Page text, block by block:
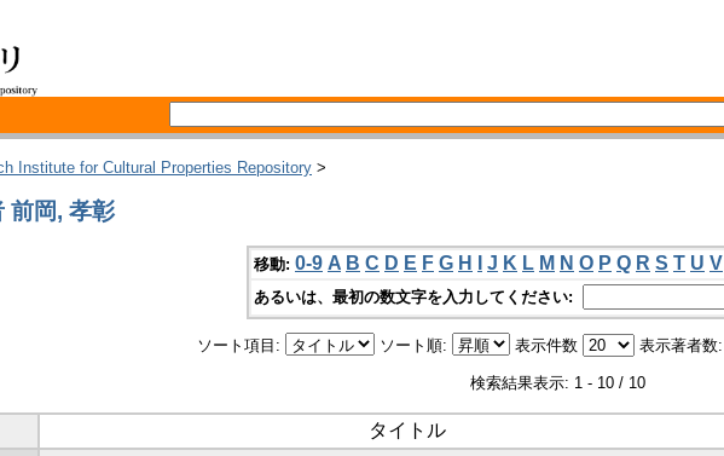
Institute for Cultural Properties Repository >
前岡, 孝彰
移動: 0-9 A B C D E F G H J K L M N O P Q R S T U V
あるいは、最初の数文字を入力してください:
ソート項目: ソート順: 表示件数 表示著者数:
検索結果表示: 1 - 10 / 10
タイトル